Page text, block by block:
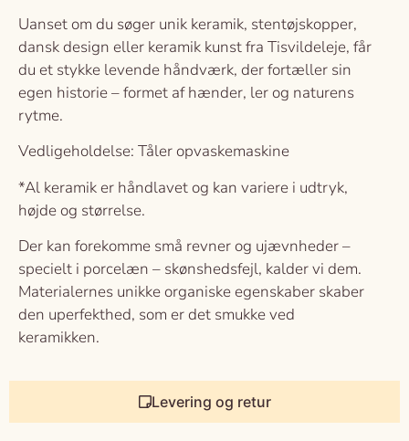
Levering og retur
Uanset om du søger unik keramik, stentøjskopper,
dansk design eller keramik kunst fra Tisvildeleje, får
du et stykke levende håndværk, der fortæller sin
egen historie – formet af hænder, ler og naturens
rytme.
Vedligeholdelse: Tåler opvaskemaskine
*Al keramik er håndlavet og kan variere i udtryk,
højde og størrelse.
Der kan forekomme små revner og ujævnheder –
specielt i porcelæn – skønshedsfejl, kalder vi dem.
Materialernes unikke organiske egenskaber skaber
den uperfekthed, som er det smukke ved
keramikken.